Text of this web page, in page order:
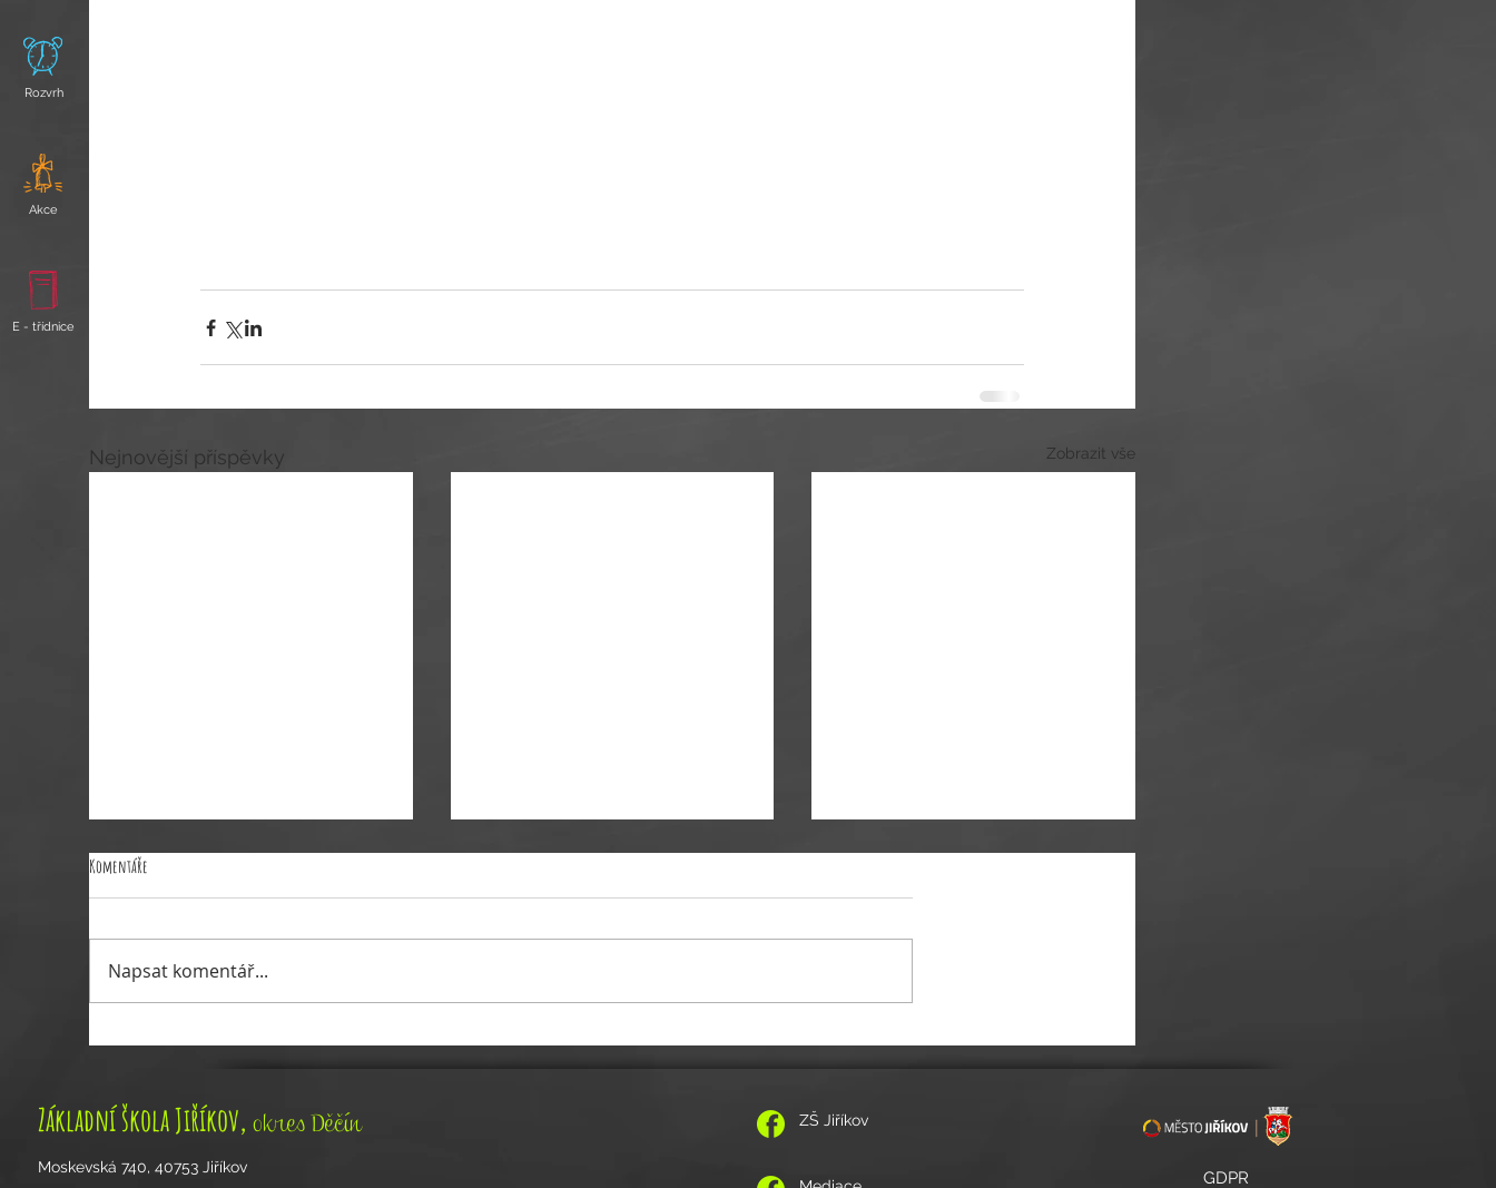
Rozvrh
Akce
E - třídnice
Nejnovější příspěvky Zobrazit vše
Pozvánka na zimní babinec
Pozvánka na Vánoční akademii žáků 18. a 19.
Komentáře
Napsat komentář...
ZŠ Jiříkov
GDPR
Základní škola Jiříkov,okres Děčín
Moskevská 740, 40753 Jiříkov